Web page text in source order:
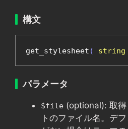
構文
get_stylesheet ( string
パラメータ
$file (optional): 取得
トのファイル名。デ